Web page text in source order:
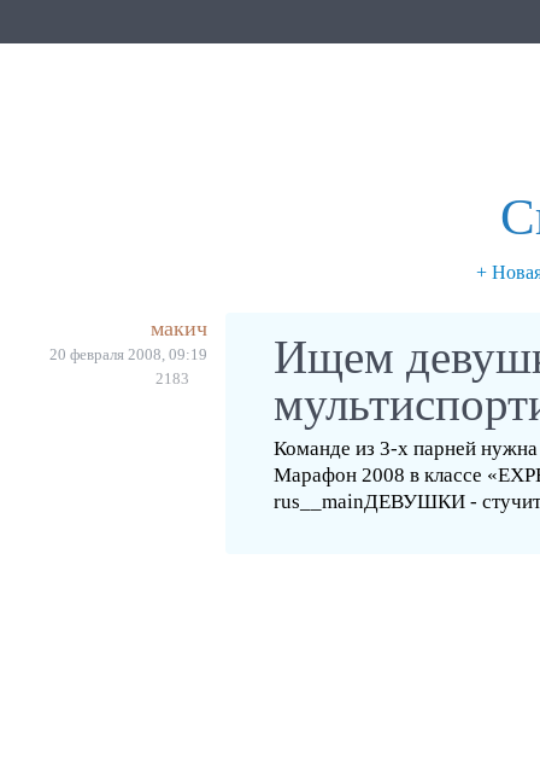
+
макич
20 февраля 2008, 09:19
2183
Ищем
Команде из 3-х парней нужна
Марафон 2008 в классе
rus__mainДЕВУШКИ -